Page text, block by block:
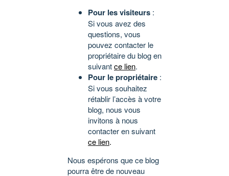
Pour les visiteurs :
Si vous avez des
questions, vous
pouvez contacter le
propriétaire du blog en
suivantce lien.
Pour le propriétaire :
Si vous souhaitez
rétablir l’accès à votre
blog, nous vous
invitons à nous
contacter en suivant
ce lien.
Nous espérons que ce blog
pourra être de nouveau